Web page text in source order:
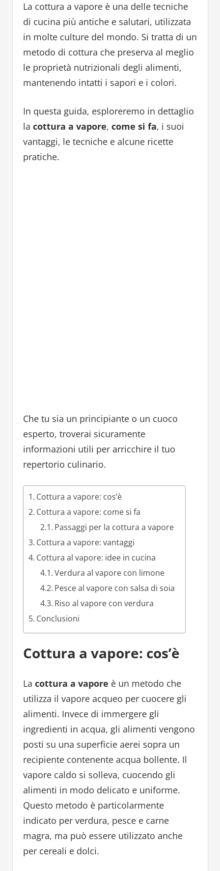
La cottura a vapore è una delle tecniche
di cucina più antiche e salutari, utilizzata
in molte culture del mondo. Si tratta di un
metodo di cottura che preserva al meglio
le proprietà nutrizionali degli alimenti,
mantenendo intatti i sapori e i colori.
In questa guida, esploreremo in dettaglio
la cottura a vapore, come si fa, i suoi
vantaggi, le tecniche e alcune ricette
pratiche.
Che tu sia un principiante o un cuoco
esperto, troverai sicuramente
informazioni utili per arricchire il tuo
repertorio culinario.
Cottura a vapore: cos’è
Cottura a vapore: come si fa
Passaggi per la cottura a vapore
Cottura a vapore: vantaggi
Cottura al vapore: idee in cucina
Verdura al vapore con limone
Pesce al vapore con salsa di soia
Riso al vapore con verdura
Conclusioni
Cottura a vapore: cos’è
La cottura a vapore è un metodo che
utilizza il vapore acqueo per cuocere gli
alimenti. Invece di immergere gli
ingredienti in acqua, gli alimenti vengono
posti su una superficie aerei sopra un
recipiente contenente acqua bollente. Il
vapore caldo si solleva, cuocendo gli
alimenti in modo delicato e uniforme.
Questo metodo è particolarmente
indicato per verdura, pesce e carne
magra, ma può essere utilizzato anche
per cereali e dolci.